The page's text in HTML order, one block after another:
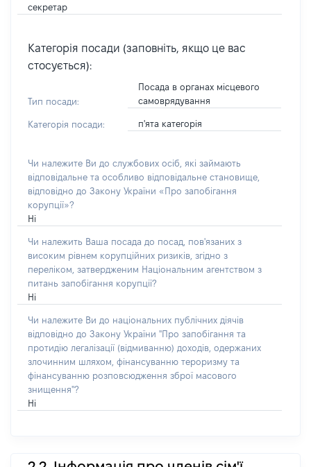
секретар
Категорія посади (заповніть, якщо це вас
стосується):
Тип посади:
Посада в органах місцевого
самоврядування
Категорія посади: п'ята категорія
Чи належите Ви до службових осіб, які займають
відповідальне та особливо відповідальне становище,
відповідно до Закону України «Про запобігання
корупції»?
Ні
Чи належить Ваша посада до посад, пов'язаних з
високим рівнем корупційних ризиків, згідно з
переліком, затвердженим Національним агентством з
питань запобігання корупції?
Ні
Чи належите Ви до національних публічних діячів
відповідно до Закону України "Про запобігання та
протидію легалізації (відмиванню) доходів, одержаних
злочинним шляхом, фінансуванню тероризму та
фінансуванню розповсюдження зброї масового
знищення"?
Ні